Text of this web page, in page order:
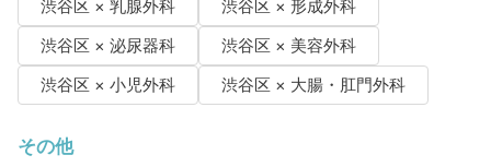
渋谷区 × 乳腺外科
渋谷区 × 形成外科
渋谷区 × 泌尿器科
渋谷区 × 美容外科
渋谷区 × 小児外科
渋谷区 × 大腸・肛門外科
その他